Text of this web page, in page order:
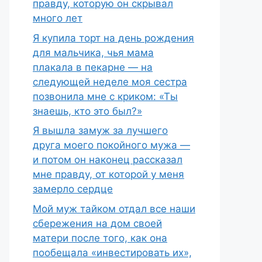
правду, которую он скрывал
много лет
Я купила торт на день рождения
для мальчика, чья мама
плакала в пекарне — на
следующей неделе моя сестра
позвонила мне с криком: «Ты
знаешь, кто это был?»
Я вышла замуж за лучшего
друга моего покойного мужа —
и потом он наконец рассказал
мне правду, от которой у меня
замерло сердце
Мой муж тайком отдал все наши
сбережения на дом своей
матери после того, как она
пообещала «инвестировать их»,